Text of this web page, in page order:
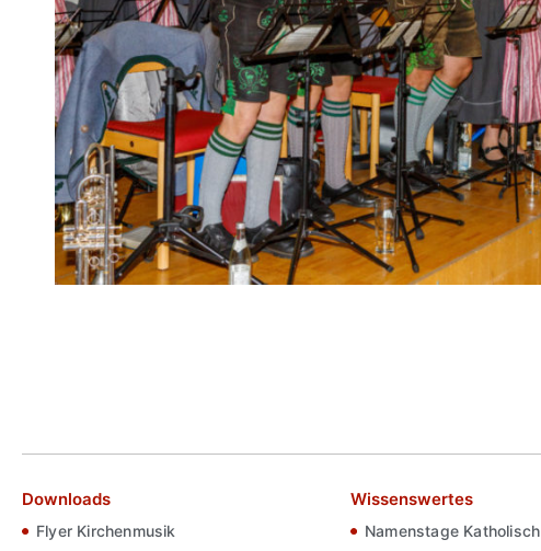
Downloads
Flyer Kirchenmusik
Wissenswertes
Namenstage Katholisch